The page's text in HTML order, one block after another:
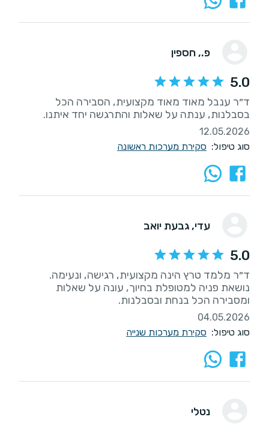
פ., חספין
5.0
ד״ר ענבל מאוד מאוד מקצועית, הסבירה הכל
בסבלנות, ענתה על שאלות והתרגשה יחד איתנו.
12.05.2026
סוג טיפול: סקירת מערכות ראשונה
עדי, גבעת יואב
5.0
נושאת פניה למטופלת בחיוך, עונה על שאלות
ומסבירה הכל בנחת ובסבלנות.
04.05.2026
סוג טיפול: סקירת מערכות שנייה
נטלי